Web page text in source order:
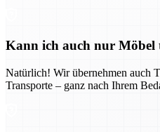
Kann ich auch nur Möbel
Natürlich! Wir übernehmen auch
Transporte – ganz nach Ihrem